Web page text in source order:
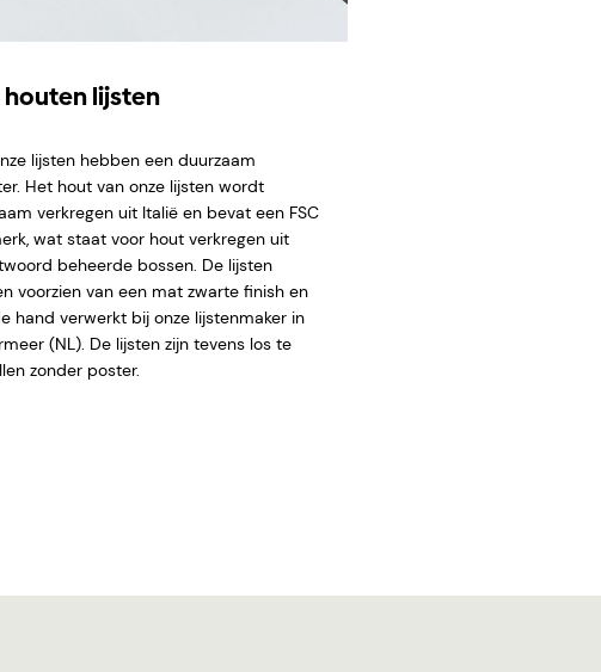
houten lijsten
lijsten hebben een duurzaam
Het hout van onze lijsten wordt
verkregen uit Italië en bevat een FSC
wat staat voor hout verkregen uit
beheerde bossen. De lijsten
voorzien van een mat zwarte finish en
hand verwerkt bij onze lijstenmaker in
(NL). De lijsten zijn tevens los te
zonder poster.